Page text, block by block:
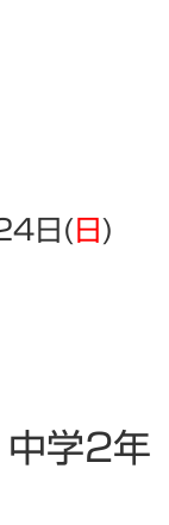
日( 日 )
中学2年